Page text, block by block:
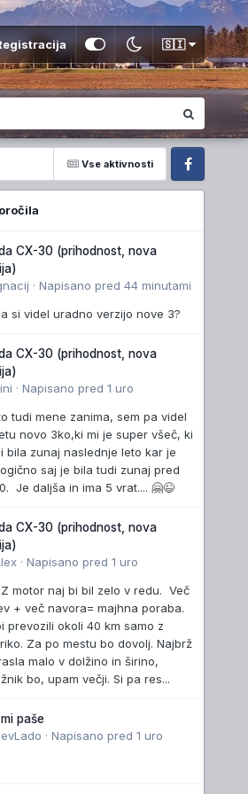
🇸🇮
Vse aktivnosti
Facebook
CX-30 (prihodnost, nova
·Napisanopred 44 minutami
si videl uradno verzijo nove 3?
CX-30 (prihodnost, nova
·Napisanopred 1 uro
tudi mene zanima, sem pa videl
novo 3ko,ki mi je super všeč, ki
bila zunaj naslednje leto kar je
saj je bila tudi zunaj pred
Je daljša in ima 5 vrat.... 🤗😉
CX-30 (prihodnost, nova
·Napisanopred 1 uro
motor naj bi bil zelo v redu. Več
+ več navora= majhna poraba.
prevozili okoli 40 km samo z
Za po mestu bo dovolj. Najbrž
malo v dolžino in širino,
bo, upam večji. Si pa res...
paše
·Napisanopred 1 uro